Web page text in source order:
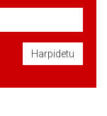
Harpidetu